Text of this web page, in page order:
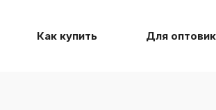
Как купить Для